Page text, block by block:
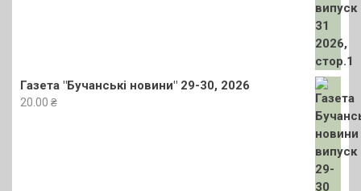
Газета "Бучанські новини" 29-30, 2026
20.00 ₴